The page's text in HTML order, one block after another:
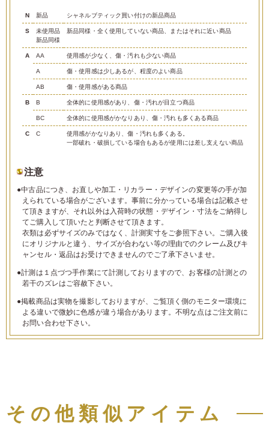
N 新品 シャネルブティック買い付けの新品商品
S
未使用品
新品同様
新品同様・全く使用していない商品、またはそれに近い商品
A AA 使用感が少なく、傷・汚れも少ない商品
A 傷・使用感は少しあるが、程度のよい商品
AB 傷・使用感がある商品
B B 全体的に使用感があり、傷・汚れが目立つ商品
BC 全体的に使用感がかなりあり、傷・汚れも多くある商品
C C
使用感がかなりあり、傷・汚れも多くある。
一部破れ・破損している場合もあるが使用には差し支えない商品
注意
●中古品につき、お直しや加工・リカラー・デザインの変更等の手が加
えられている場合がございます。事前に分かっている場合は記載させ
て頂きますが、それ以外は入荷時の状態・デザイン・寸法をご納得し
てご購入して頂いたと判断させて頂きます。
衣類は必ずサイズのみではなく、計測実寸をご参照下さい。ご購入後
にオリジナルと違う、サイズが合わない等の理由でのクレーム及びキ
ャンセル・返品はお受けできませんのでご了承下さいませ。
●計測は１点づつ手作業にて計測しておりますので、お客様の計測との
若干のズレはご容赦下さい。
●掲載商品は実物を撮影しておりますが、ご覧頂く側のモニター環境に
よる違いで微妙に色感が違う場合があります。不明な点はご注文前に
お問い合わせ下さい。
その他類似アイテム